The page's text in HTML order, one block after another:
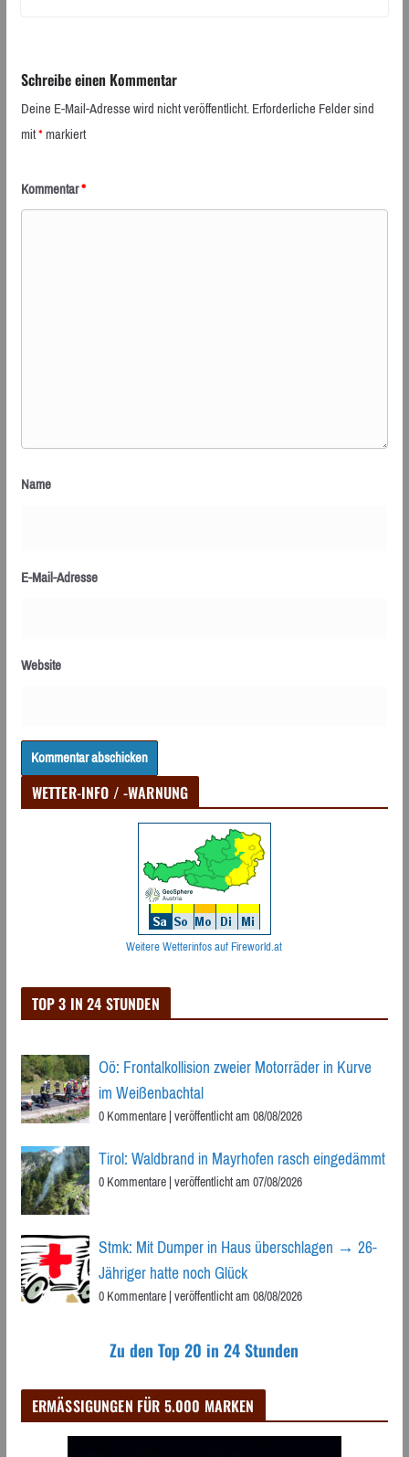
Schreibe einen Kommentar
Deine E-Mail-Adresse wird nicht veröffentlicht.Erforderliche Felder sind
mit*markiert
Kommentar*
Name
E-Mail-Adresse
Website
WETTER-INFO / -WARNUNG
Weitere Wetterinfos auf Fireworld.at
TOP 3 IN 24 STUNDEN
Oö: Frontalkollision zweier Motorräder in Kurve
im Weißenbachtal
0 Kommentare|veröffentlicht am 08/08/2026
Tirol: Waldbrand in Mayrhofen rasch eingedämmt
0 Kommentare|veröffentlicht am 07/08/2026
Stmk: Mit Dumper in Haus überschlagen → 26-
Jähriger hatte noch Glück
0 Kommentare|veröffentlicht am 08/08/2026
Zu den Top 20 in 24 Stunden
ERMÄSSIGUNGEN FÜR 5.000 MARKEN